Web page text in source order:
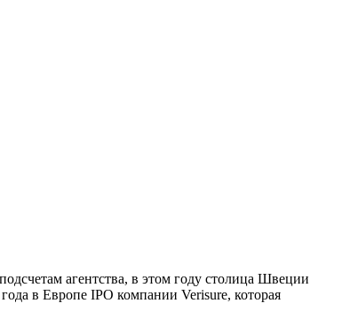
агентства, в этом году столица Швеции
в Европе IPO компании Verisure, которая